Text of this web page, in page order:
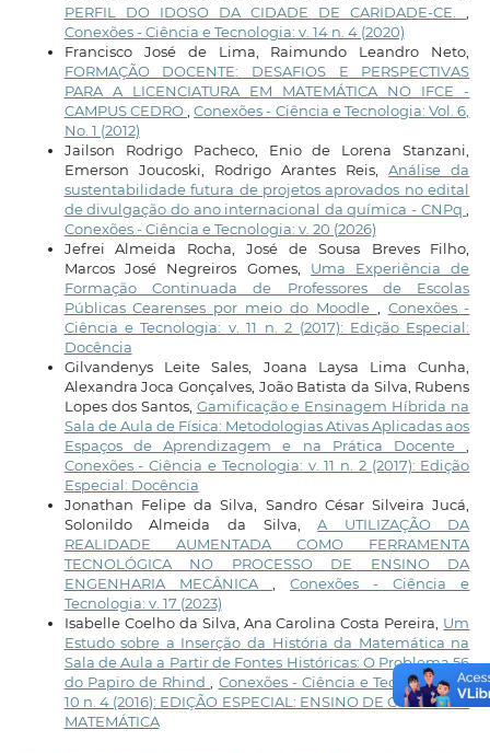
PERFIL DO IDOSO DA CIDADE DE CARIDADE-CE.
Conexões - Ciência e Tecnologia: v. 14 n. 4 (2020)
Francisco José de Lima, Raimundo Leandro Neto,
FORMAÇÃO DOCENTE: DESAFIOS E PERSPECTIVAS
PARA A LICENCIATURA EM MATEMÁTICA NO IFCE -
CAMPUS CEDRO ,Conexões - Ciência e Tecnologia: Vol. 6,
No. 1 (2012)
Jailson Rodrigo Pacheco, Enio de Lorena Stanzani,
Emerson Joucoski, Rodrigo Arantes Reis,Análise da
sustentabilidade futura de projetos aprovados no edital
de divulgação do ano internacional da química - CNPq
Conexões - Ciência e Tecnologia: v. 20 (2026)
Jefrei Almeida Rocha, José de Sousa Breves Filho,
Marcos José Negreiros Gomes, Uma Experiência de
Formação Continuada de Professores de Escolas
Públicas Cearenses por meio do Moodle
Conexões -
Ciência e Tecnologia: v. 11 n. 2 (2017): Edição Especial:
Docência
Gilvandenys Leite Sales, Joana Laysa Lima Cunha,
Alexandra Joca Gonçalves, João Batista da Silva, Rubens
Lopes dos Santos, Gamificação e Ensinagem Híbrida na
Sala de Aula de Física: Metodologias Ativas Aplicadas aos
Espaços de Aprendizagem e na Prática Docente
Conexões - Ciência e Tecnologia: v. 11 n. 2 (2017): Edição
Especial: Docência
Jonathan Felipe da Silva, Sandro César Silveira Jucá,
Solonildo Almeida da Silva,A UTILIZAÇÃO DA
REALIDADE AUMENTADA COMO FERRAMENTA
TECNOLÓGICA NO PROCESSO DE ENSINO DA
ENGENHARIA MECÂNICA
,Conexões - Ciência e
Tecnologia: v. 17 (2023)
Isabelle Coelho da Silva, Ana Carolina Costa Pereira, Um
Estudo sobre a Inserção da História da Matemática na
Sala de Aula a Partir de Fontes Históricas: O Problema 56
do Papiro de Rhind
Conexões - Ciência e Tecnologia: v.
10 n. 4 (2016): EDIÇÃO ESPECIAL: ENSINO DE CIÊNCIAS E
MATEMÁTICA